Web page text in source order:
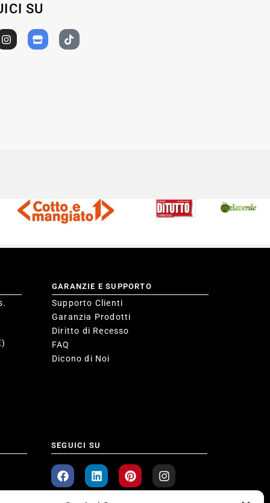
SU
GARANZIE E SUPPORTO
Supporto Clienti
Garanzia Prodotti
Diritto di Recesso
FAQ
Dicono di Noi
SEGUICI SU